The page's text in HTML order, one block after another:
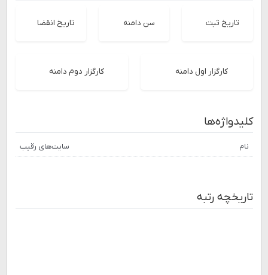
تاریخ ثبت سن دامنه تاریخ انقضا
کارگزار اول دامنه کارگزار دوم دامنه
کلیدواژه‌ها
نام سایت‌های رقیب
تاریخچه رتبه